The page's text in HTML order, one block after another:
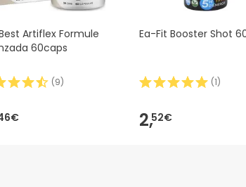
Artiflex Formule
60caps
(9)
Ea-Fit Booster Shot
(1)
2,52€